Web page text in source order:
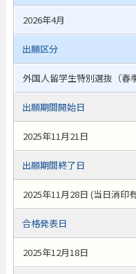
2026年4月
出願区分
外国人留学生特別選抜（春
出願期間開始日
2025年11月21日
出願期間終了日
2025年11月28日 (当日消印
合格発表日
2025年12月18日